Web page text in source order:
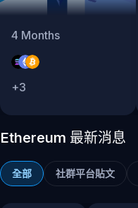
4 Months
+3
Ethereum 最新消息
全部 社群平台貼文